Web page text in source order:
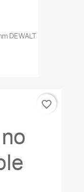
DEWALT
favorite_border